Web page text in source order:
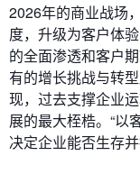
2026年的商业战场
度，升级为客户体
的全面渗透和客户
有的增长挑战与转
现，过去支撑企业
展的最大桎梏。“以
决定企业能否生存